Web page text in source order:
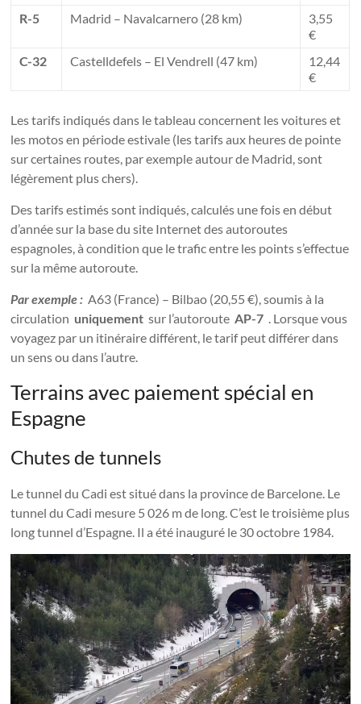
R-5
Madrid – Navalcarnero (28 km)
3,55
€
C-32
Castelldefels – El Vendrell (47 km)
12,44
€
Les tarifs indiqués dans le tableau concernent les voitures et
les motos en période estivale (les tarifs aux heures de pointe
sur certaines routes, par exemple autour de Madrid, sont
légèrement plus chers).
Des tarifs estimés sont indiqués, calculés une fois en début
d’année sur la base du site Internet des autoroutes
espagnoles, à condition que le trafic entre les points s’effectue
sur la même autoroute.
Par exemple : A63 (France) – Bilbao (20,55 €), soumis à la
circulation uniquement sur l’autoroute AP-7 . Lorsque vous
voyagez par un itinéraire différent, le tarif peut différer dans
un sens ou dans l’autre.
Terrains avec paiement spécial en
Espagne
Chutes de tunnels
Le tunnel du Cadi est situé dans la province de Barcelone. Le
tunnel du Cadi mesure 5 026 m de long. C’est le troisième plus
long tunnel d’Espagne. Il a été inauguré le 30 octobre 1984.